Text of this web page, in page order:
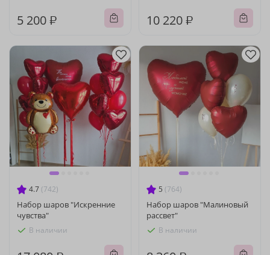
5 200 ₽ 10 220 ₽
4.7 (742)
Набор шаров "Искренние
чувства"
В наличии
5 (764)
Набор шаров "Малиновый
рассвет"
В наличии